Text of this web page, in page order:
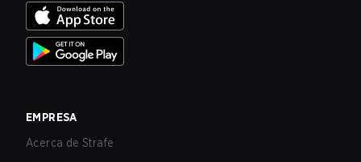
EMPRESA
Acerca de Strafe